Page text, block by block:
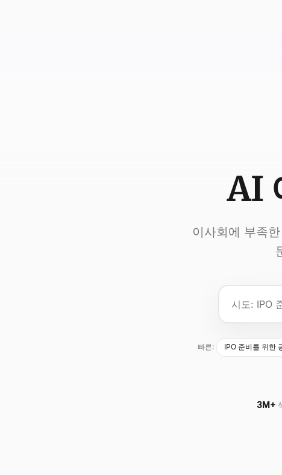
AI
이사회에 부족
빠른: IPO 준비를 위한
3M+